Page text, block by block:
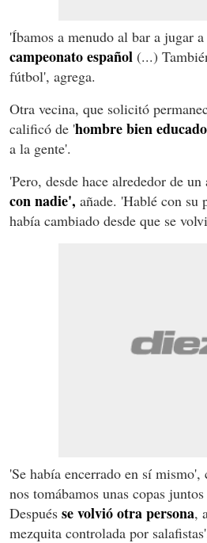
'Íbamos a menudo al bar a jugar
campeonato español (...)
fútbol', agrega.
Otra vecina, que solicitó
calificó de 'hombre bien educado
a la gente'.
'Pero, desde hace alrededor de un
con nadie', añade. 'Hablé con su
había cambiado desde que se
'Se había encerrado en sí
nos tomábamos unas copas
Después se volvió otra persona,
mezquita controlada por